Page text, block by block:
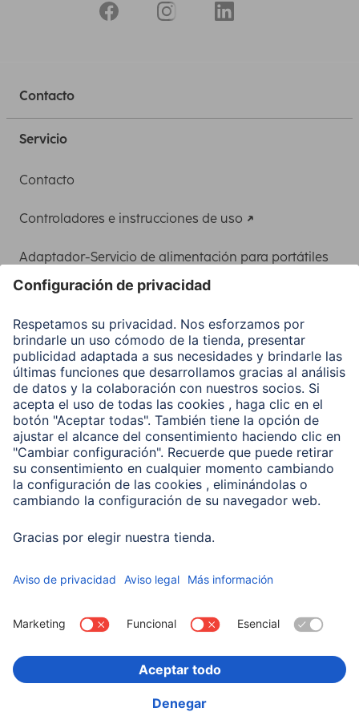
Contacto
Servicio
Contacto
Controladores e instrucciones de uso
Adaptador-Servicio de alimentación para portátiles
Clientes online
Conviértete en distribuidor
Compañía
Historia de la empresa
Hama en todo el Mundo
Sostenibilidad
Business-Portal
Escoger Pais